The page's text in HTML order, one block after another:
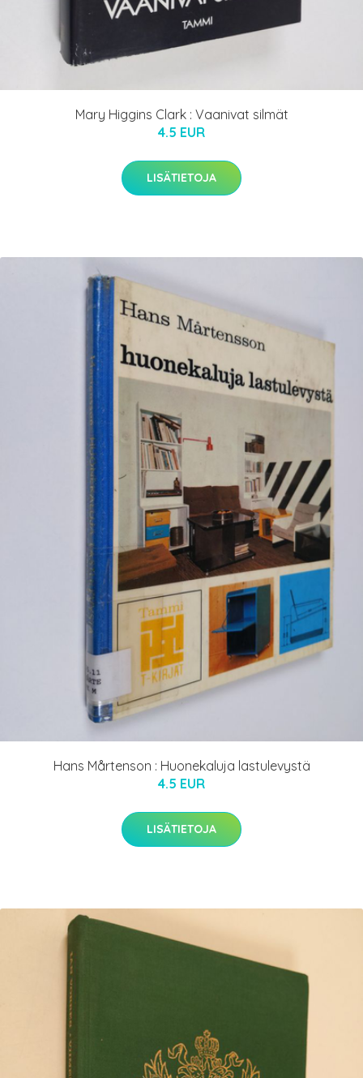
Mary Higgins Clark : Vaanivat silmät
4.5 EUR
LISÄTIETOJA
Hans Mårtenson : Huonekaluja lastulevystä
4.5 EUR
LISÄTIETOJA